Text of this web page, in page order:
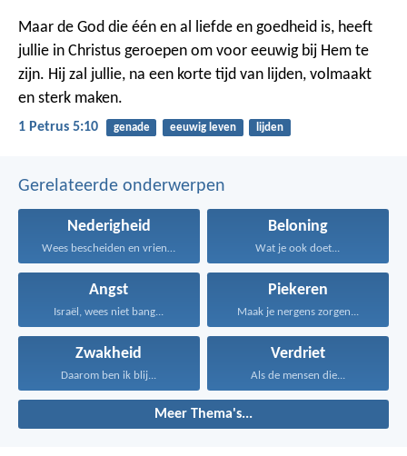
Maar de God die één en al liefde en goedheid is, heeft
jullie in Christus geroepen om voor eeuwig bij Hem te
zijn. Hij zal jullie, na een korte tijd van lijden, volmaakt
en sterk maken.
1 Petrus 5:10 genade eeuwig leven lijden
Gerelateerde onderwerpen
Nederigheid
Wees bescheiden en vriendelijk...
Beloning
Wat je ook doet...
Angst
Israël, wees niet bang...
Piekeren
Maak je nergens zorgen...
Zwakheid
Daarom ben ik blij...
Verdriet
Als de mensen die...
Meer Thema's...